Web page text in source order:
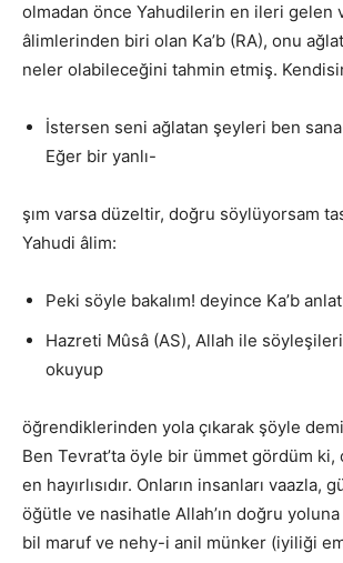
olmadan önce Yahudilerin en ileri gelen
âlimlerinden biri olan Ka’b (RA), onu
neler olabileceğini tahmin etmiş.
İstersen seni ağlatan şeyleri ben
Eğer bir yanlı-
şım varsa düzeltir, doğru söylüyorsam
Yahudi âlim:
Peki söyle bakalım! deyince Ka’b
Hazreti Mûsâ (AS), Allah ile
okuyup
öğrendiklerinden yola çıkarak şöyle
Ben Tevrat’ta öyle bir ümmet gördüm
en hayırlısıdır. Onların insanları vaazla,
öğütle ve nasihatle Allah’ın doğru
bil maruf ve nehy-i anil münker (iyiliği